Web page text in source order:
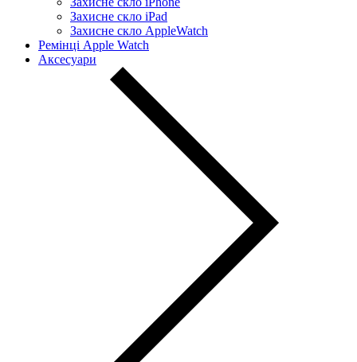
Захисне скло iPad
Захисне скло AppleWatch
Ремінці Apple Watch
Аксесуари